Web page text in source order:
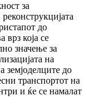
за
до
врз која се
значење за
на
земјоделците до
транспортот на
и ќе се намалат